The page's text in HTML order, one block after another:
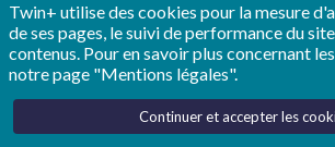
Le Campus ESEO ESTP de Dijon est un
10.000m², labellisé R2S 3*. Il s’agit d’une
regroupant un écosystème smart complet :
Twin+ utilise des cookies pour la mesure
de ses pages, le suivi de performance du
contenus. Pour en savoir plus concernant
notre page "Mentions légales".
Continuer et accepter les